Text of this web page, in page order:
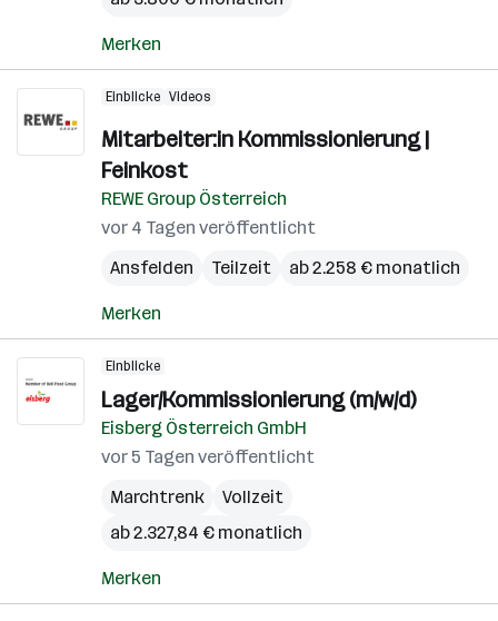
Merken
Einblicke Videos
Mitarbeiter:in Kommissionierung |
Feinkost
REWE Group Österreich
vor 4 Tagen veröffentlicht
Ansfelden
Teilzeit ab 2.258 € monatlich
Merken
Einblicke
Lager/Kommissionierung (m/w/d)
Eisberg Österreich GmbH
vor 5 Tagen veröffentlicht
Marchtrenk
Vollzeit
ab 2.327,84 € monatlich
Merken